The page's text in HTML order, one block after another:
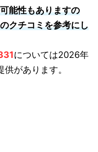
能性もありますの
クチコミを参考にし
については2026年
があります。